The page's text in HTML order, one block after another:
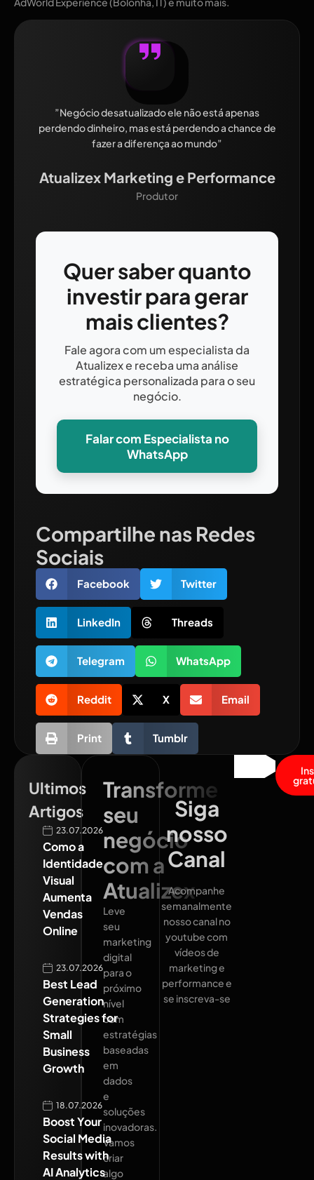
Ultimos
Artigos
23.07.2026
Como a
Identidade
Visual
Aumenta
Vendas
Online
23.07.2026
Best Lead
Generation
Strategies for
Small
Business
Growth
18.07.2026
Boost Your
Social Media
Results with
AI Analytics
Transforme
seu
negócio
com a
Atualizex
Leve
seu
marketing
digital
para o
próximo
nível
com
estratégias
baseadas
em
dados
e
soluções
inovadoras.
Vamos
criar
algo
Siga
nosso
Canal
Acompanhe
semanalmente
nosso canal no
youtube com
vídeos de
marketing e
performance e
se inscreva-se
”Negócio desatualizado ele não está apenas
perdendo dinheiro, mas está perdendo a chance de
fazer a diferença ao mundo”
Atualizex Marketing e Performance
Produtor
Quer saber quanto
investir para gerar
mais clientes?
Fale agora com um especialista da
Atualizex e receba uma análise
estratégica personalizada para o seu
negócio.
Falar com Especialista no
WhatsApp
Compartilhe nas Redes
Sociais
Facebook Twitter
LinkedIn Threads
Telegram WhatsApp
Reddit X Email
Print Tumblr